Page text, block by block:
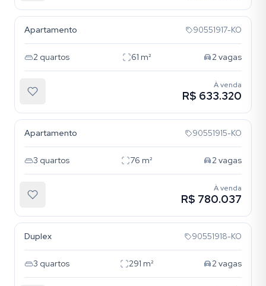
Apartamento 90551917-KO
2 quartos 61 m² 2vagas
À venda
R$ 633.320
Apartamento 90551915-KO
3 quartos 76 m² 2vagas
À venda
R$ 780.037
Duplex 90551918-KO
3 quartos 291 m² 2vagas